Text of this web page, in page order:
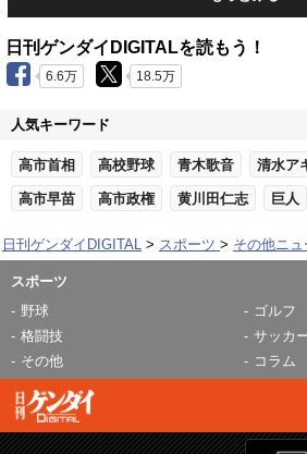
日刊ゲンダイDIGITALを読もう！
6.6万 18.5万
人気キーワード
高市首相 高校野球 青木歌音 清水ア
高市早苗 高市政権 黄川田仁志 巨人
日刊ゲンダイDIGITAL スポーツ その他ニュ
スポーツ
野球
ゴルフ
格闘技
サッカ
その他
コラム